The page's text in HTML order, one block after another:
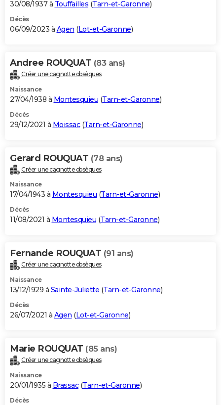
30/08/1937 à Touffailles (Tarn-et-Garonne)
Décès
06/09/2023 à Agen (Lot-et-Garonne)
Andree ROUQUAT (83 ans)
Créer une cagnotte obsèques
Naissance
27/04/1938 à Montesquieu (Tarn-et-Garonne)
Décès
29/12/2021 à Moissac(Tarn-et-Garonne)
Gerard ROUQUAT (78 ans)
Créer une cagnotte obsèques
Naissance
17/04/1943 à Montesquieu (Tarn-et-Garonne)
Décès
11/08/2021 à Montesquieu (Tarn-et-Garonne)
Fernande ROUQUAT (91 ans)
Créer une cagnotte obsèques
Naissance
13/12/1929 à Sainte-Juliette (Tarn-et-Garonne)
Décès
26/07/2021 à Agen (Lot-et-Garonne)
Marie ROUQUAT (85 ans)
Créer une cagnotte obsèques
Naissance
20/01/1935 à Brassac(Tarn-et-Garonne)
Décès